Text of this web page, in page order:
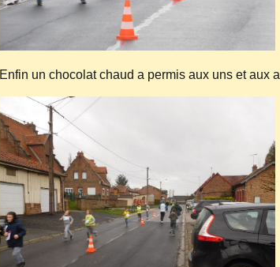
Enfin un chocolat chaud a permis aux uns et aux